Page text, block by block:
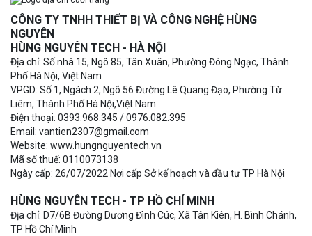
CÔNG TY TNHH THIẾT BỊ VÀ CÔNG NGHỆ HÙNG
NGUYÊN
HÙNG NGUYÊN TECH - HÀ NỘI
Địa chỉ: Số nhà 15, Ngõ 85, Tân Xuân, Phường Đông Ngạc, Thành
Phố Hà Nội, Việt Nam
VPGD: Số 1, Ngách 2, Ngõ 56 Đường Lê Quang Đạo, Phường Từ
Liêm, Thành Phố Hà Nội,Việt Nam
Điện thoại: 0393.968.345 / 0976.082.395
Email: vantien2307@gmail.com
Website: www.hungnguyentech.vn
Mã số thuế: 0110073138
Ngày cấp: 26/07/2022 Nơi cấp Sở kế hoạch và đầu tư TP Hà Nội
HÙNG NGUYÊN TECH - TP HỒ CHÍ MINH
Địa chỉ: D7/6B Đường Dương Đình Cúc, Xã Tân Kiên, H. Bình Chánh,
TP Hồ Chí Minh